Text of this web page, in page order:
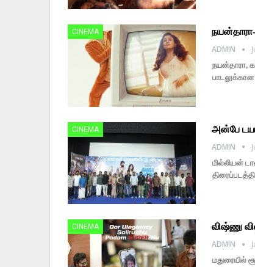
CINEMA
ADMIN
நயன்தாரா,
CINEMA
அன்பே
ADMIN
மில்லியன்
CINEMA
விஷ்ணு
ADMIN
மதுரையில்